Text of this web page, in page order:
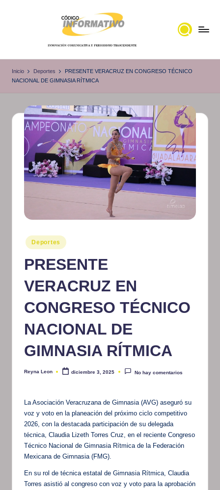
ó
i
g
o
I
n
f
o
r
m
at
iv
o
noticias
Inicio Deportes
PRESENTE VERACRUZ EN CONGRESO TÉCNICO
NACIONAL DE GIMNASIA RÍTMICA
Publicado
en
Deportes
PRESENTE
VERACRUZ EN
CONGRESO TÉCNICO
NACIONAL DE
GIMNASIA RÍTMICA
Publicado
Reyna Leon diciembre 3, 2025 No hay comentarios
La Asociación Veracruzana de Gimnasia (AVG) aseguró su
voz y voto en la planeación del próximo ciclo competitivo
2026, con la destacada participación de su delegada
técnica, Claudia Lizeth Torres Cruz, en el reciente Congreso
Técnico Nacional de Gimnasia Rítmica de la Federación
Mexicana de Gimnasia (FMG).
En su rol de técnica estatal de Gimnasia Rítmica, Claudia
Torres asistió al congreso con voz y voto para la aprobación